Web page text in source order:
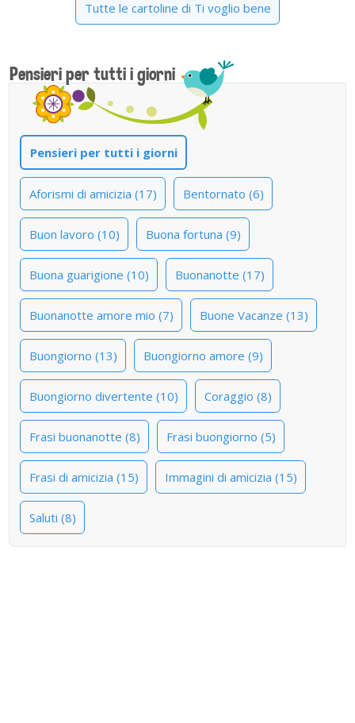
Tutte le cartoline di Ti voglio bene
Pensieri per tutti i giorni
Pensieri per tutti i giorni
Aforismi di amicizia (17) Bentornato (6)
Buon lavoro (10) Buona fortuna (9)
Buona guarigione (10) Buonanotte (17)
Buonanotte amore mio (7) Buone Vacanze (13)
Buongiorno (13) Buongiorno amore (9)
Buongiorno divertente (10) Coraggio (8)
Frasi buonanotte (8) Frasi buongiorno (5)
Frasi di amicizia (15) Immagini di amicizia (15)
Saluti (8)